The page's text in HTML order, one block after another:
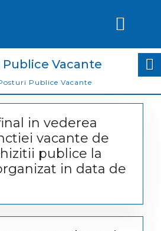
Publice Vacante
Publice Vacante
in vederea
vacante de
publice la
in data de